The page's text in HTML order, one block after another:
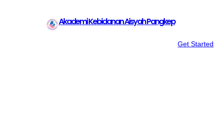
Akademi Kebidanan Aisyah Pangkep
Get Started